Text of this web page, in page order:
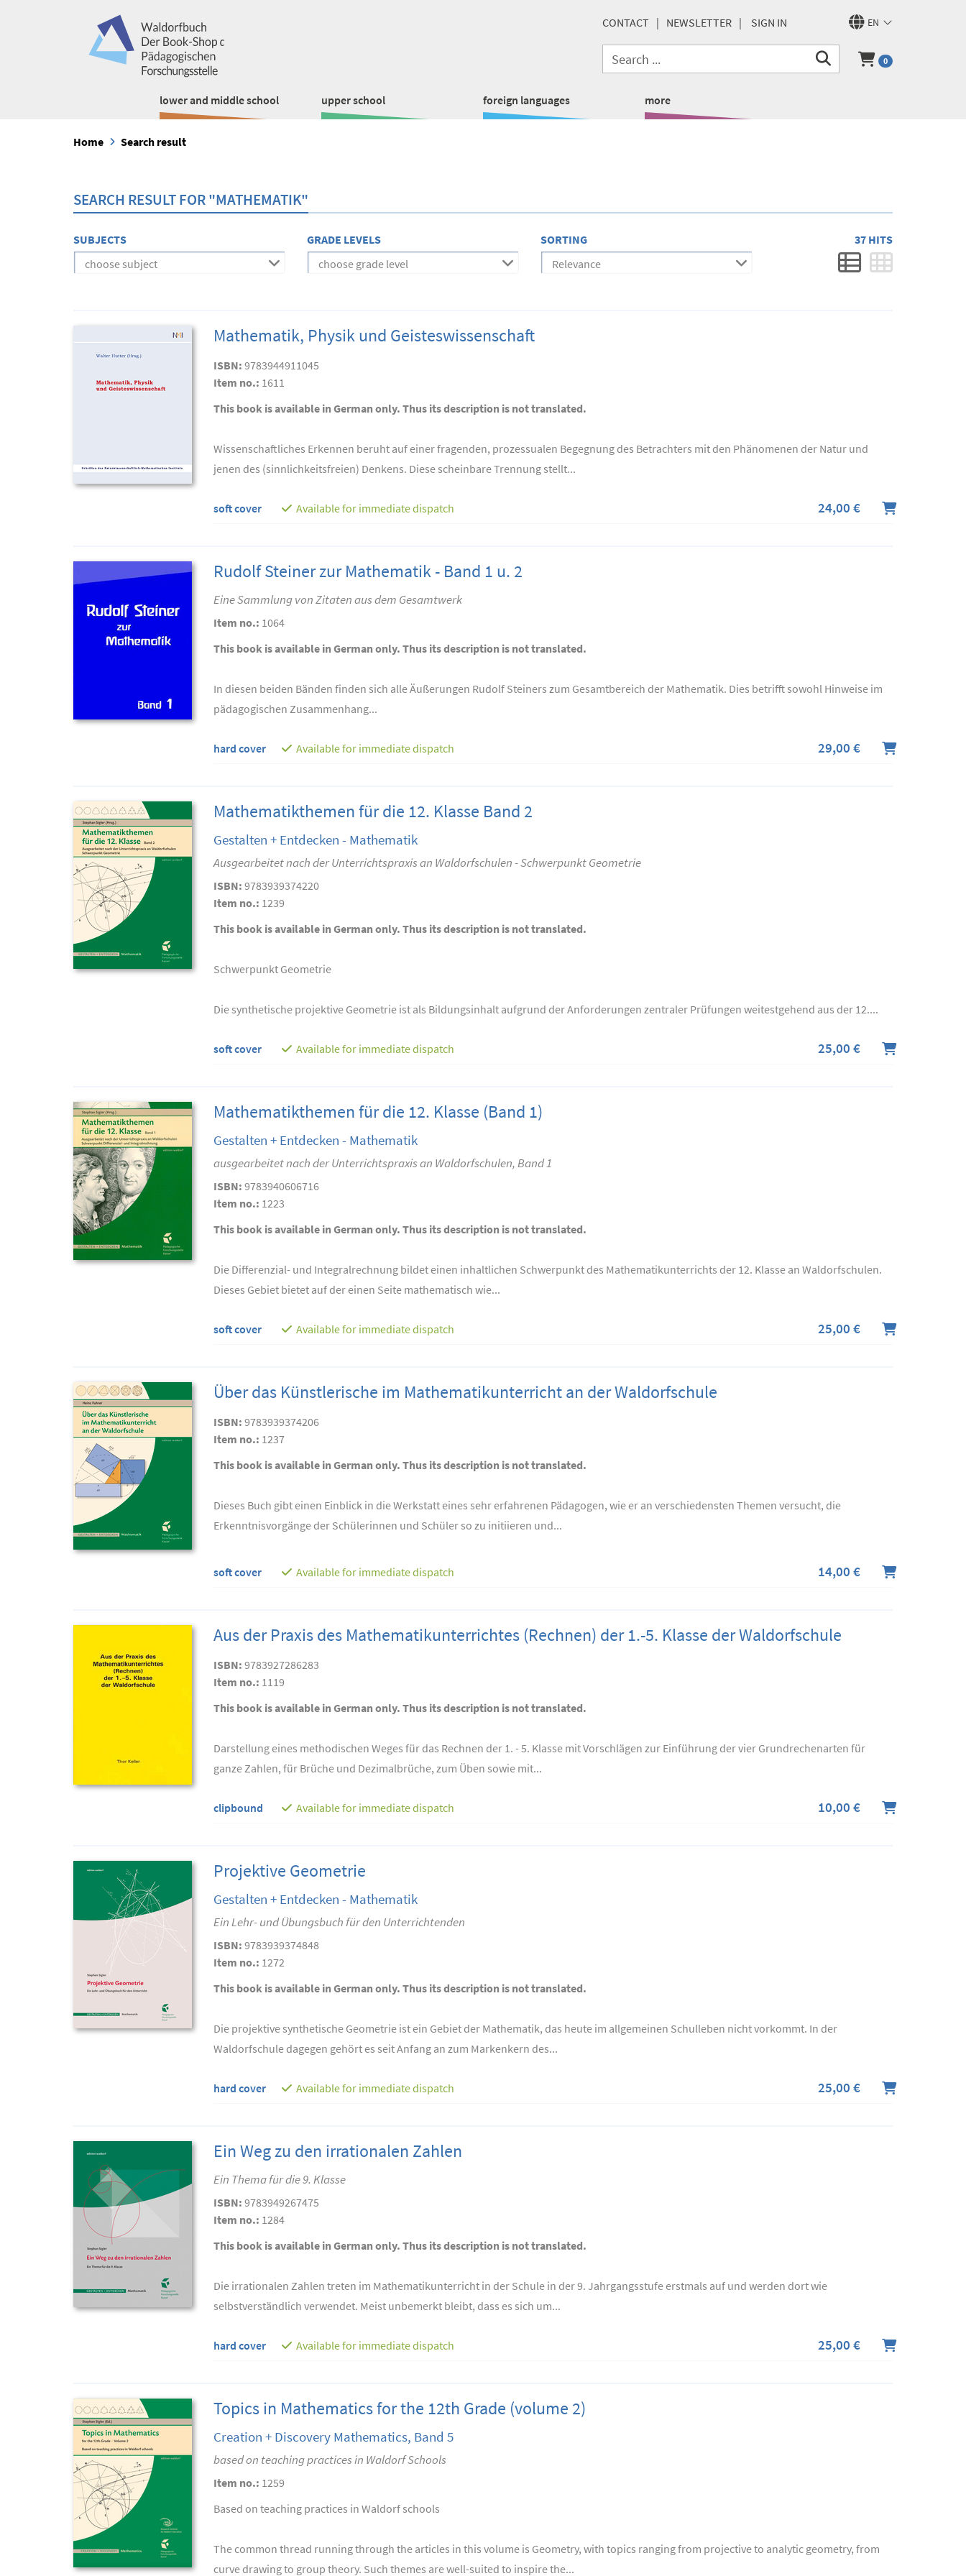
EN
CONTACT NEWSLETTER SIGN IN
0
lower and middle school upper school foreign languages more
Home Search result
SEARCH RESULT FOR "MATHEMATIK"
SUBJECTS
choose subject
GRADE LEVELS
choose grade level
SORTING
Relevance
37 HITS
Mathematik, Physik und Geisteswissenschaft
ISBN: 9783944911045
Item no.: 1611
This book is available in German only. Thus its description is not translated.
Wissenschaftliches Erkennen beruht auf einer fragenden, prozessualen Begegnung des Betrachters mit den Phänomenen der Natur und
jenen des (sinnlichkeitsfreien) Denkens. Diese scheinbare Trennung stellt...
soft cover Available for immediate dispatch 24,00 €
Rudolf Steiner zur Mathematik - Band 1 u. 2
Eine Sammlung von Zitaten aus dem Gesamtwerk
Item no.: 1064
This book is available in German only. Thus its description is not translated.
In diesen beiden Bänden finden sich alle Äußerungen Rudolf Steiners zum Gesamtbereich der Mathematik. Dies betrifft sowohl Hinweise im
pädagogischen Zusammenhang...
hard cover Available for immediate dispatch 29,00 €
Mathematikthemen für die 12. Klasse Band 2
Gestalten + Entdecken - Mathematik
Ausgearbeitet nach der Unterrichtspraxis an Waldorfschulen - Schwerpunkt Geometrie
ISBN: 9783939374220
Item no.: 1239
This book is available in German only. Thus its description is not translated.
Schwerpunkt Geometrie
Die synthetische projektive Geometrie ist als Bildungsinhalt aufgrund der Anforderungen zentraler Prüfungen weitestgehend aus der 12....
soft cover Available for immediate dispatch 25,00 €
Mathematikthemen für die 12. Klasse (Band 1)
Gestalten + Entdecken - Mathematik
ausgearbeitet nach der Unterrichtspraxis an Waldorfschulen, Band 1
ISBN: 9783940606716
Item no.: 1223
This book is available in German only. Thus its description is not translated.
Die Differenzial- und Integralrechnung bildet einen inhaltlichen Schwerpunkt des Mathematikunterrichts der 12. Klasse an Waldorfschulen.
Dieses Gebiet bietet auf der einen Seite mathematisch wie...
soft cover Available for immediate dispatch 25,00 €
Über das Künstlerische im Mathematikunterricht an der Waldorfschule
ISBN: 9783939374206
Item no.: 1237
This book is available in German only. Thus its description is not translated.
Dieses Buch gibt einen Einblick in die Werkstatt eines sehr erfahrenen Pädagogen, wie er an verschiedensten Themen versucht, die
Erkenntnisvorgänge der Schülerinnen und Schüler so zu initiieren und...
soft cover Available for immediate dispatch 14,00 €
Aus der Praxis des Mathematikunterrichtes (Rechnen) der 1.-5. Klasse der Waldorfschule
ISBN: 9783927286283
Item no.: 1119
This book is available in German only. Thus its description is not translated.
Darstellung eines methodischen Weges für das Rechnen der 1. - 5. Klasse mit Vorschlägen zur Einführung der vier Grundrechenarten für
ganze Zahlen, für Brüche und Dezimalbrüche, zum Üben sowie mit...
clipbound Available for immediate dispatch 10,00 €
Projektive Geometrie
Gestalten + Entdecken - Mathematik
Ein Lehr- und Übungsbuch für den Unterrichtenden
ISBN: 9783939374848
Item no.: 1272
This book is available in German only. Thus its description is not translated.
Die projektive synthetische Geometrie ist ein Gebiet der Mathematik, das heute im allgemeinen Schulleben nicht vorkommt. In der
Waldorfschule dagegen gehört es seit Anfang an zum Markenkern des...
hard cover Available for immediate dispatch 25,00 €
Ein Weg zu den irrationalen Zahlen
Ein Thema für die 9. Klasse
ISBN: 9783949267475
Item no.: 1284
This book is available in German only. Thus its description is not translated.
Die irrationalen Zahlen treten im Mathematikunterricht in der Schule in der 9. Jahrgangsstufe erstmals auf und werden dort wie
selbstverständlich verwendet. Meist unbemerkt bleibt, dass es sich um...
hard cover Available for immediate dispatch 25,00 €
Topics in Mathematics for the 12th Grade (volume 2)
Creation + Discovery Mathematics, Band 5
based on teaching practices in Waldorf Schools
Item no.: 1259
Based on teaching practices in Waldorf schools
The common thread running through the articles in this volume is Geometry, with topics ranging from projective to analytic geometry, from
curve drawing to group theory. Such themes are well-suited to inspire the...